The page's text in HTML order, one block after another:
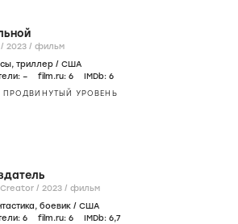
Sick / 2023 / фильм
, триллер / США
– film.ru: 6 IMDb: 6
ПРОДВИНУТЫЙ УРОВЕНЬ
The Creator / 2023 / фильм
, боевик / США
6 film.ru: 6 IMDb: 6,7